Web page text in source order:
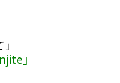
」